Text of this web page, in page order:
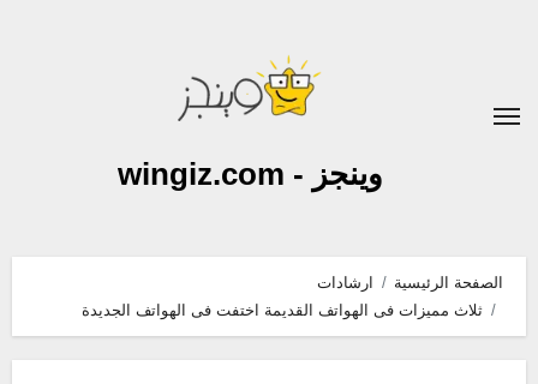
وينجز - wingiz.com
الصفحة الرئيسية
ارشادات
ثلاث مميزات فى الهواتف القديمة اختفت فى الهواتف الجديدة